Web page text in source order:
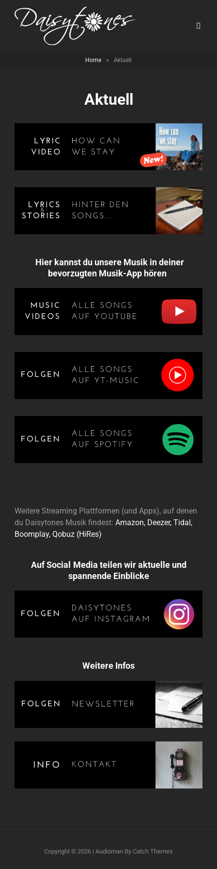
Home > Aktuell
Aktuell
Hier kannst du unsere Musik in deiner
bevorzugten Musik-App hören
Weitere Streaming Plattformen (und Apps), auf denen
du Daisytones Musik findest: Amazon, Deezer, Tidal,
Boomplay, Qobuz (HiRes)
Auf Social Media teilen wir aktuelle und
spannende Einblicke
Weitere Infos
Copyright © 2026 | Audioman By Catch Themes